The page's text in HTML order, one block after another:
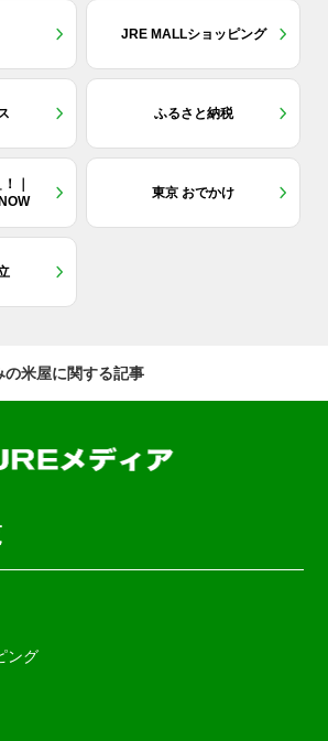
JRE MALLショッピング
ふるさと納税
｜
東京 おでかけ
の米屋に関する記事
ング